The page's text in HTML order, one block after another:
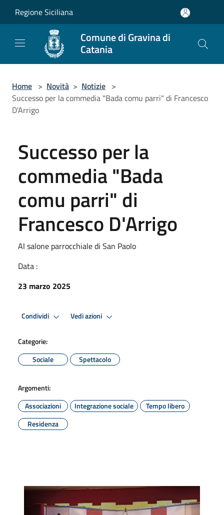
Regione Siciliana
Comune di Gravina di
Catania
Home > Novità > Notizie >
Successo per la commedia "Bada comu parri" di Francesco
D'Arrigo
Successo per la
commedia "Bada
comu parri" di
Francesco D'Arrigo
Al salone parrocchiale di San Paolo
Data :
23 marzo 2025
Condividi Vedi azioni
Categorie:
Sociale
Spettacolo
Argomenti:
Associazioni
Integrazione sociale
Tempo libero
Residenza